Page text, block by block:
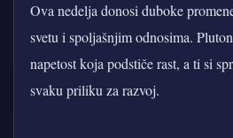
Ova nedelja donosi duboke
svetu i spoljašnjim odnosima.
napetost koja podstiče rast, a ti si
svaku priliku za razvoj.